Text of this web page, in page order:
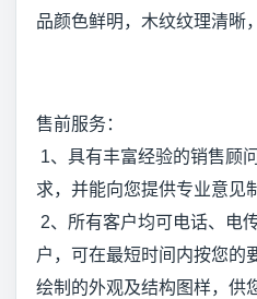
品颜色鲜明，木纹纹理清晰
售前服务：
1、具有丰富经验的销售顾
求，并能向您提供专业意见
2、所有客户均可电话、电
户，可在最短时间内按您的
绘制的外观及结构图样，供